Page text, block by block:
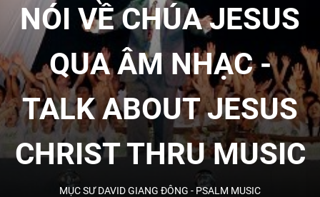
QUA
ÂM
NHẠC
NÓI VỀ CHÚA JESUS
QUA ÂM NHẠC -
TALK ABOUT JESUS
CHRIST THRU MUSIC
MỤC SƯ DAVID GIANG ĐÔNG - PSALM MUSIC